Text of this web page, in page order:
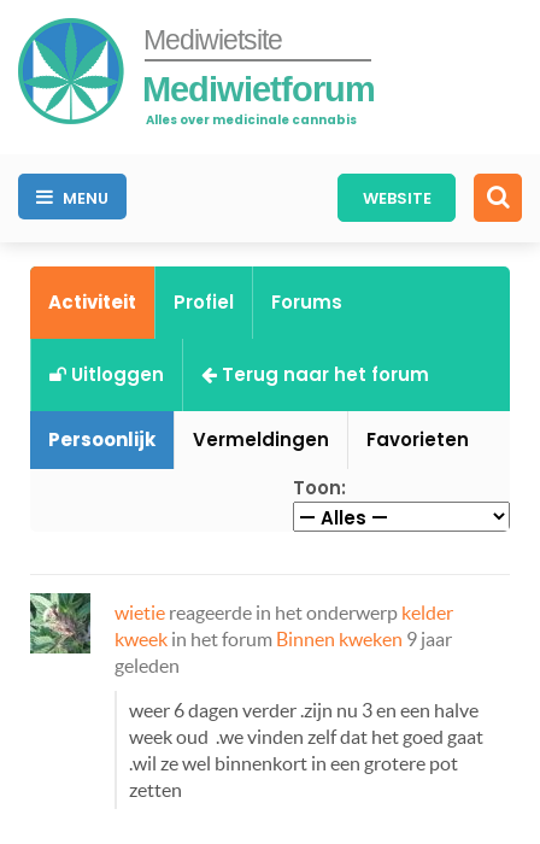
Mediwietsite
Mediwietforum
Alles over medicinale cannabis
MENU WEBSITE
Activiteit Profiel Forums
Uitloggen Terug naar het forum
Persoonlijk Vermeldingen
Favorieten
Toon:
wietie reageerde in het onderwerp kelder
kweek in het forum Binnen kweken 9 jaar
geleden
weer 6 dagen verder .zijn nu 3 en een halve
week oud .we vinden zelf dat het goed gaat
.wil ze wel binnenkort in een grotere pot
zetten